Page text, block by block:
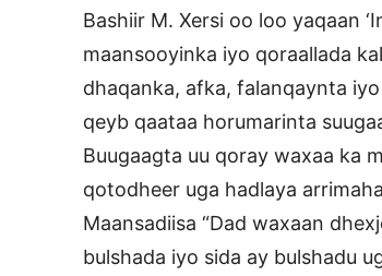
Bashiir M. Xersi oo loo yaqaan
maansooyinka iyo qoraallada
dhaqanka, afka, falanqaynta
qeyb qaataa horumarinta
Buugaagta uu qoray waxaa ka
qotodheer uga hadlaya
Maansadiisa “Dad waxaan
bulshada iyo sida ay bulshadu